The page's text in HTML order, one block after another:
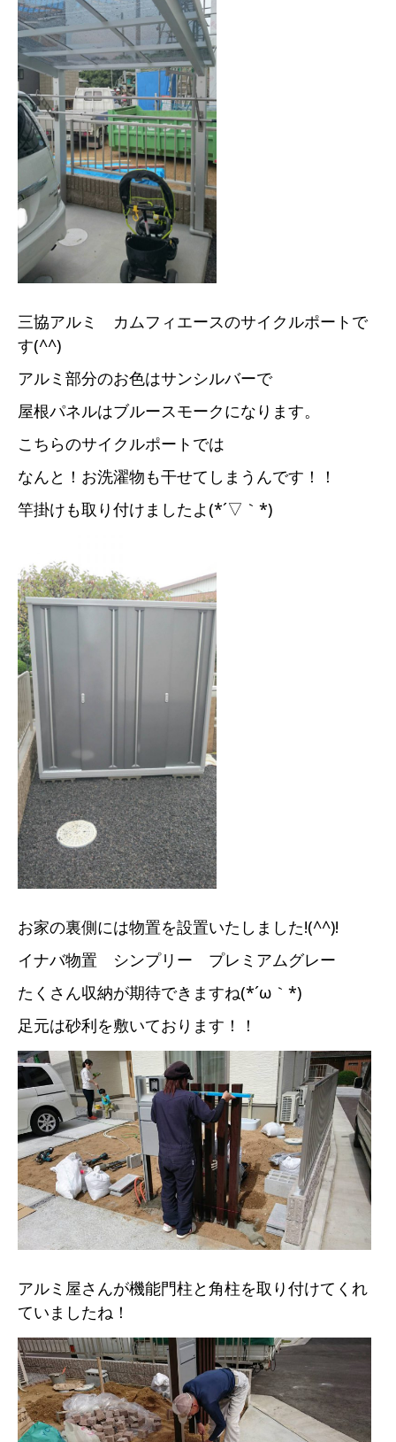
三協アルミ カムフィエースのサイクルポートで
す(^^)
アルミ部分のお色はサンシルバーで
屋根パネルはブルースモークになります。
こちらのサイクルポートでは
なんと！お洗濯物も干せてしまうんです！！
竿掛けも取り付けましたよ(*´▽｀*)
お家の裏側には物置を設置いたしました!(^^)!
イナバ物置 シンプリー プレミアムグレー
たくさん収納が期待できますね(*´ω｀*)
足元は砂利を敷いております！！
アルミ屋さんが機能門柱と角柱を取り付けてくれ
ていましたね！